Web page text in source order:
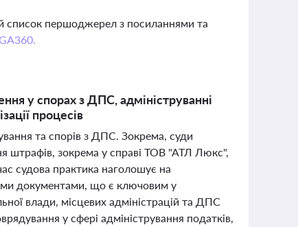
список першоджерел з посиланнями та
у спорах з ДПС, адмініструванні
процесів
та спорів з ДПС. Зокрема, суди
штрафів, зокрема у справі ТОВ "АТЛ Люкс",
судова практика наголошує на
документами, що є ключовим у
влади, місцевих адміністрацій та ДПС
у сфері адміністрування податків,